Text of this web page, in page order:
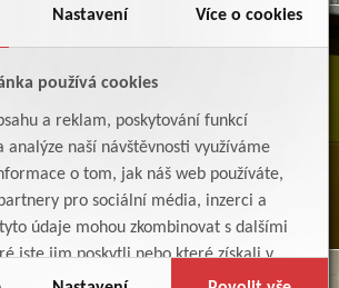
Nastavení Více o cookies
používá cookies
a reklam, poskytování funkcí
analýze naší návštěvnosti využíváme
o tom, jak náš web používáte,
pro sociální média, inzerci a
údaje mohou zkombinovat s dalšími
jste jim poskytli nebo které získali v
jejich služby.